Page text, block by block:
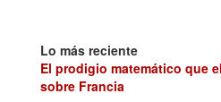
Lo más reciente
El prodigio matemático que
sobre Francia